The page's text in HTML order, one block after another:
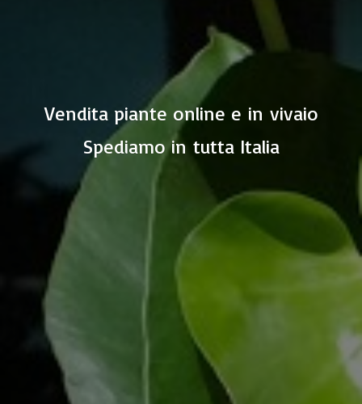
Vendita piante online e in vivaio
Spediamo in tutta Italia